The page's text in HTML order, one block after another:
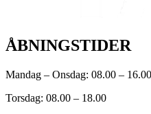
ÅBNINGSTIDER
Mandag – Onsdag: 08.00 – 16.00
Torsdag: 08.00 – 18.00